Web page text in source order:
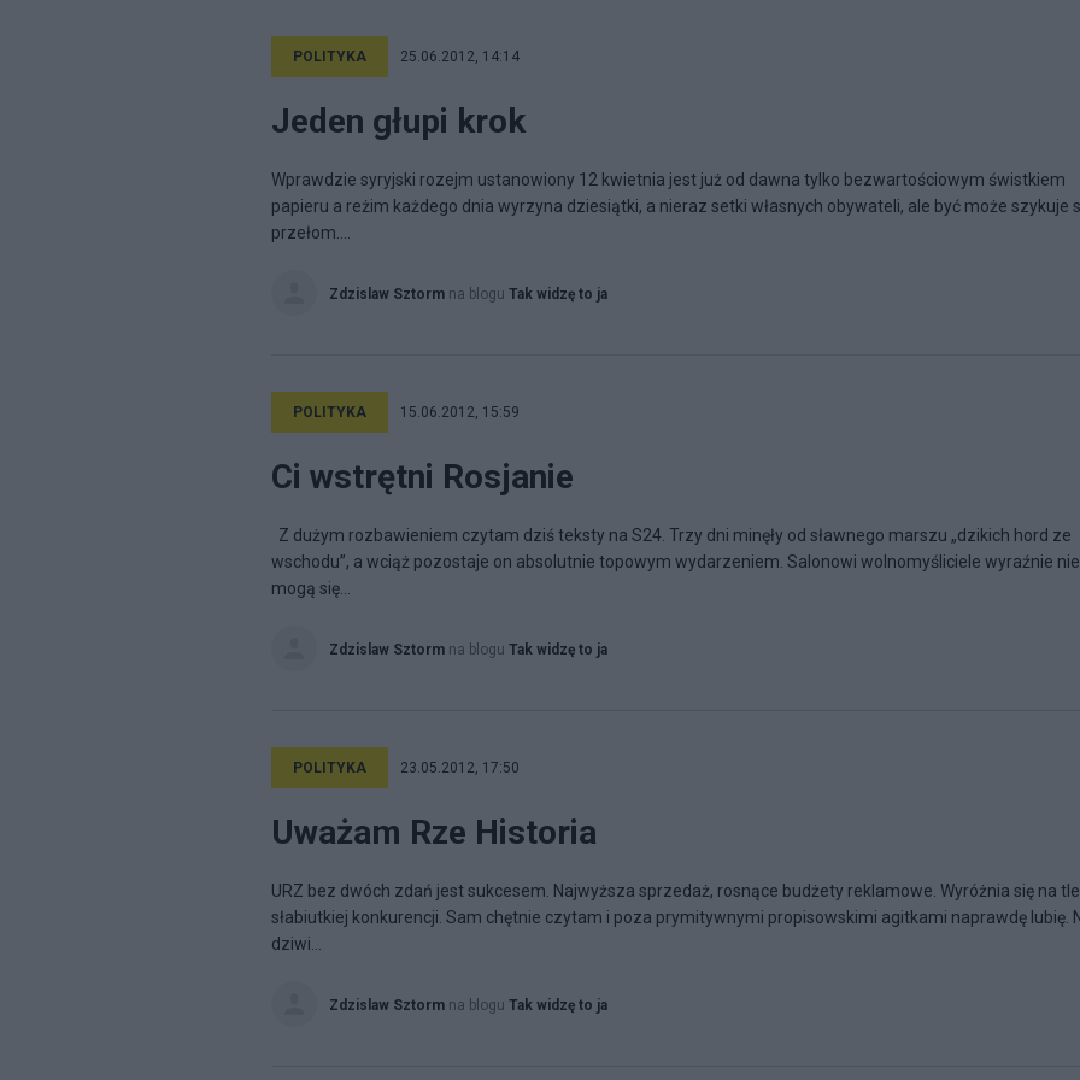
POLITYKA 25.06.2012, 14:14
Jeden głupi krok
Wprawdzie syryjski rozejm ustanowiony 12 kwietnia jest już od dawna tylko bezwartościowym świstkiem
papieru a reżim każdego dnia wyrzyna dziesiątki, a nieraz setki własnych obywateli, ale być może szykuje
przełom....
Zdzislaw Sztorm na blogu Tak widzę to ja
POLITYKA 15.06.2012, 15:59
Ci wstrętni Rosjanie
Z dużym rozbawieniem czytam dziś teksty na S24. Trzy dni minęły od sławnego marszu „dzikich hord ze
wschodu”, a wciąż pozostaje on absolutnie topowym wydarzeniem. Salonowi wolnomyśliciele wyraźnie nie
mogą się...
Zdzislaw Sztorm na blogu Tak widzę to ja
POLITYKA 23.05.2012, 17:50
Uważam Rze Historia
URZ bez dwóch zdań jest sukcesem. Najwyższa sprzedaż, rosnące budżety reklamowe. Wyróżnia się na tle
słabiutkiej konkurencji. Sam chętnie czytam i poza prymitywnymi propisowskimi agitkami naprawdę lubię.
dziwi...
Zdzislaw Sztorm na blogu Tak widzę to ja